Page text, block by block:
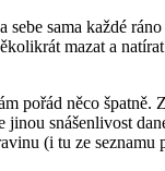
sama každé
mazat a
pořád něco špatně.
snášenlivost
(i tu ze